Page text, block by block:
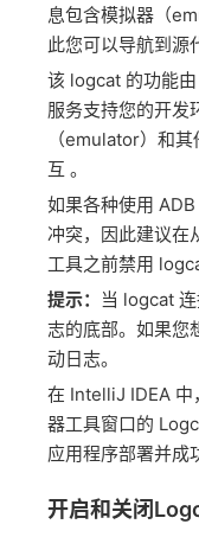
息包含模拟器（
此您可以导航到源
该 logcat 的功能
服务支持您的开
（emulator）和
互 。
如果各种使用
冲突，因此建议在
工具之前禁用
提示：
当 logcat
志的底部。如果您
动日志。
在 IntelliJ IDEA
器工具窗口的
应用程序部署并成
开启和关闭